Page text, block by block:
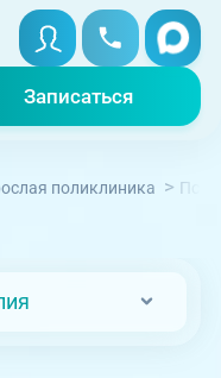
Записаться
Записаться
поликлиника >